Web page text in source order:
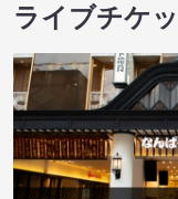
ライブチケ